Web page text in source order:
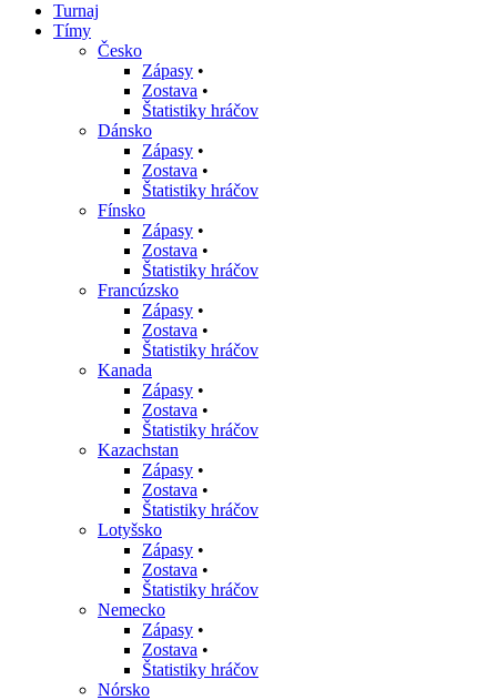
Turnaj
Tímy
Česko
Zápasy •
Zostava •
Štatistiky hráčov
Dánsko
Zápasy •
Zostava •
Štatistiky hráčov
Fínsko
Zápasy •
Zostava •
Štatistiky hráčov
Francúzsko
Zápasy •
Zostava •
Štatistiky hráčov
Kanada
Zápasy •
Zostava •
Štatistiky hráčov
Kazachstan
Zápasy •
Zostava •
Štatistiky hráčov
Lotyšsko
Zápasy •
Zostava •
Štatistiky hráčov
Nemecko
Zápasy •
Zostava •
Štatistiky hráčov
Nórsko